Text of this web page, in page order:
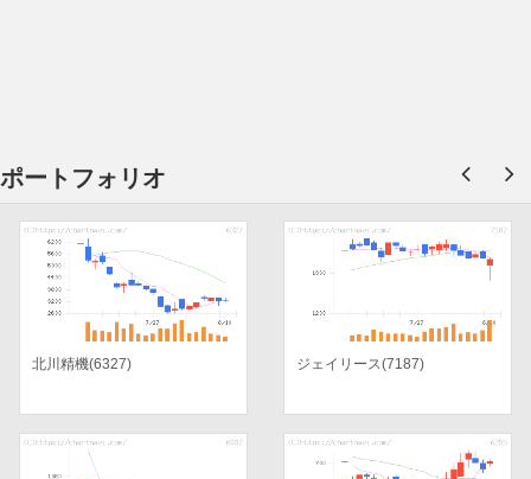
ポートフォリオ
北川精機(6327) ジェイリース(7187)